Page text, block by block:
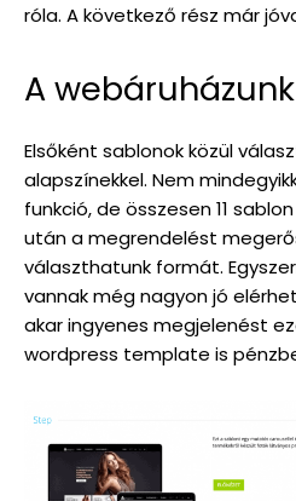
róla. A következő rész már
A
Elsőként sablonok közül
alapszínekkel. Nem
funkció, de összesen 11
után a megrendelést
választhatunk formát.
vannak még nagyon jó
akar ingyenes megjelenést
wordpress template is